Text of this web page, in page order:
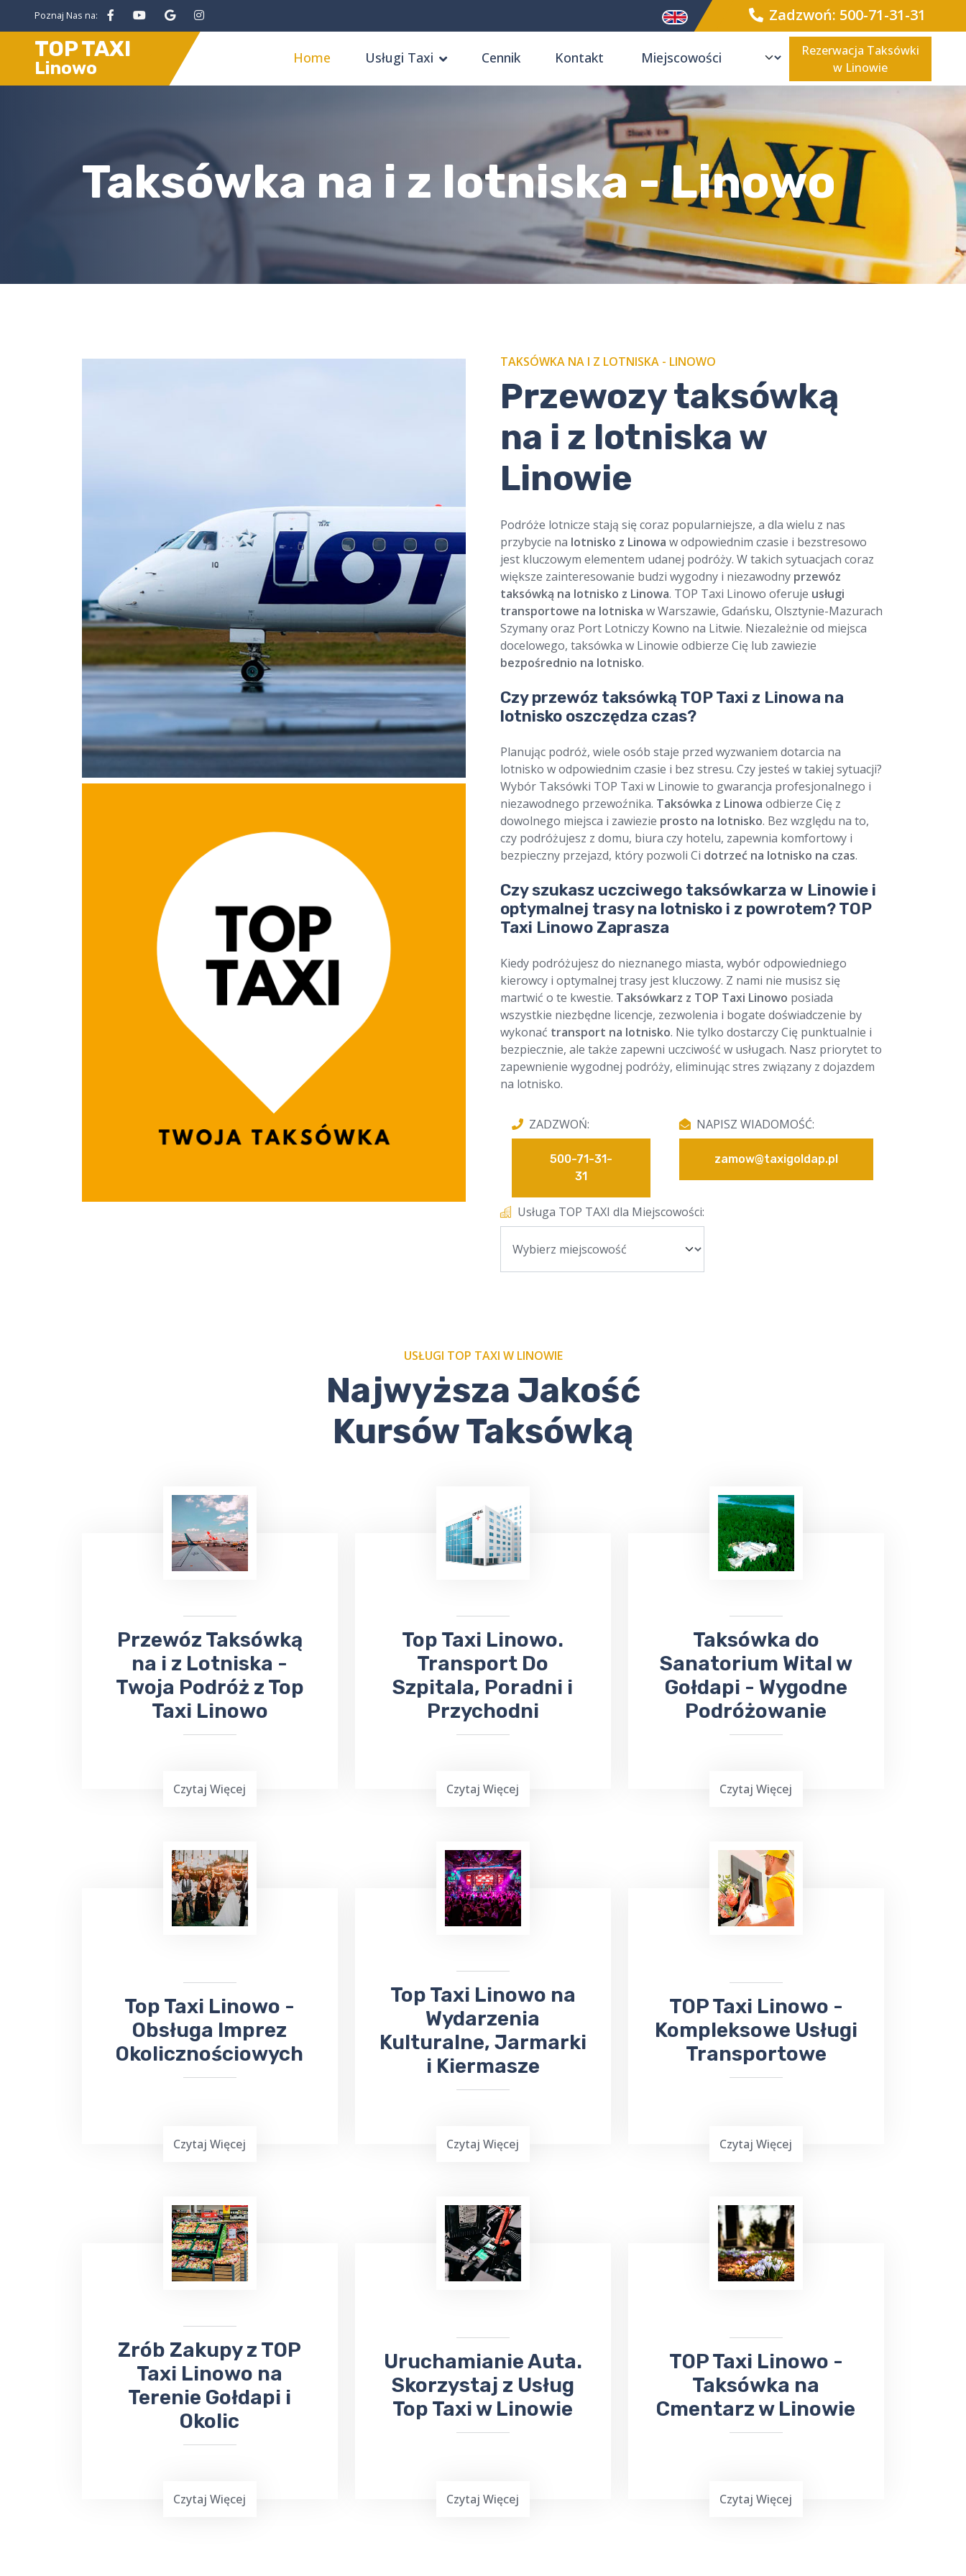
Poznaj Nas na: Zadzwoń: 500-71-31-31
TOP TAXI
Linowo
Home Usługi Taxi Cennik Kontakt
Rezerwacja Taksówki
w Linowie
Taksówka na i z lotniska - Linowo
TAKSÓWKA NA I Z LOTNISKA - LINOWO
​​Przewozy taksówką
na i z lotniska w
Linowie
Podróże lotnicze stają się coraz popularniejsze, a dla wielu z nas
przybycie na lotnisko z Linowa w odpowiednim czasie i bezstresowo
jest kluczowym elementem udanej podróży. W takich sytuacjach coraz
większe zainteresowanie budzi wygodny i niezawodny przewóz
taksówką na lotnisko z Linowa. TOP Taxi Linowo oferuje usługi
transportowe na lotniska w Warszawie, Gdańsku, Olsztynie-Mazurach
Szymany oraz Port Lotniczy Kowno na Litwie. Niezależnie od miejsca
docelowego, taksówka w Linowie odbierze Cię lub zawiezie
bezpośrednio na lotnisko.
Czy przewóz taksówką TOP Taxi z Linowa na
lotnisko oszczędza czas?
Planując podróż, wiele osób staje przed wyzwaniem dotarcia na
lotnisko w odpowiednim czasie i bez stresu. Czy jesteś w takiej sytuacji?
Wybór Taksówki TOP Taxi w Linowie to gwarancja profesjonalnego i
niezawodnego przewoźnika. Taksówka z Linowa odbierze Cię z
dowolnego miejsca i zawiezie prosto na lotnisko. Bez względu na to,
czy podróżujesz z domu, biura czy hotelu, zapewnia komfortowy i
bezpieczny przejazd, który pozwoli Ci dotrzeć na lotnisko na czas.
Czy szukasz uczciwego taksówkarza w Linowie i
optymalnej trasy na lotnisko i z powrotem? TOP
Taxi Linowo Zaprasza
Kiedy podróżujesz do nieznanego miasta, wybór odpowiedniego
kierowcy i optymalnej trasy jest kluczowy. Z nami nie musisz się
martwić o te kwestie. Taksówkarz z TOP Taxi Linowo posiada
wszystkie niezbędne licencje, zezwolenia i bogate doświadczenie by
wykonać transport na lotnisko. Nie tylko dostarczy Cię punktualnie i
bezpiecznie, ale także zapewni uczciwość w usługach. Nasz priorytet to
zapewnienie wygodnej podróży, eliminując stres związany z dojazdem
na lotnisko.
ZADZWOŃ:
500-71-31-
31
NAPISZ WIADOMOŚĆ:
zamow@taxigoldap.pl
Usługa TOP TAXI dla Miejscowości:
USŁUGI TOP TAXI W LINOWIE
Najwyższa Jakość
Kursów Taksówką
​Przewóz Taksówką
na i z Lotniska -
Twoja Podróż z Top
Taxi Linowo
TOP Taxi Linowo oferuje usługi
transportowe na lotniska w
Warszawie,Gdańsku , Olsztynie-
Szymanyoraz Port Lotniczy
Czytaj Więcej
​Top Taxi Linowo.
Transport Do
Szpitala, Poradni i
Przychodni
Top Taxi Linowooferuje
taksówką do SzpitalaWojewódzkiego,
Specjalistycznych oraz
Czytaj Więcej
Taksówka do
Sanatorium Wital w
Gołdapi - Wygodne
Podróżowanie
Podróżowanie często jest wymagające,
zwłaszcza gdy chcemy dotrzeć do
miejsca leczenia. Jeśli planujesz wyjazd
do Gołdapi i potrzebujesz
ma dla ciebie doskonałą ofertę.
Czytaj Więcej
​​Top Taxi Linowo -
Obsługa Imprez
Okolicznościowych
Planowanie ważnej imprezy
okolicznościowej,wesele, chrzciny czy
, może być stresującym
doświadczeniem. Dlatego warto
imprez rodzinnych i firmowych.
Czytaj Więcej
Top Taxi Linowo na
Wydarzenia
Kulturalne, Jarmarki
i Kiermasze
Wielu z nas lubi uczestniczyć w różnych
wydarzeniach kulturalnych. W takiej
sytuacji skorzystaj z usług TOP TAXI
Czytaj Więcej
​TOP Taxi Linowo -
Kompleksowe Usługi
Transportowe
Już teraz, niezależnie od tego, czy
chcesz wysłaćbukiet kwiatów
odebrać ważną przesyłkę, firma ta z
pewnością sprosta Twoim
TOP Taxi Linowo
Czytaj Więcej
​​​Zrób Zakupy z TOP
Taxi Linowo na
Terenie Gołdapi i
Okolic
Czytaj Więcej
Uruchamianie Auta.
Skorzystaj z Usług
Top Taxi w Linowie
Czytaj Więcej
​TOP Taxi Linowo -
Taksówka na
Cmentarz w Linowie
Czytaj Więcej